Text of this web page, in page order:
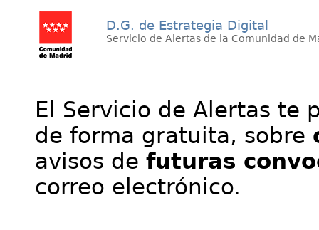
D.G. de Estrategia Digital
Servicio de Alertas de la Comunidad de
El Servicio de Alertas te
de forma gratuita, sobre
avisos de futuras
correo electrónico.